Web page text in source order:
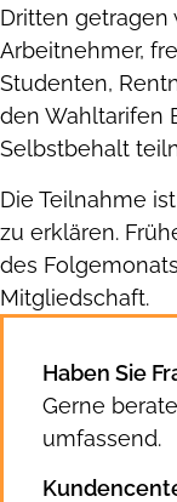
Dritten getragen
Arbeitnehmer,
Studenten,
den Wahltarifen
Selbstbehalt
Die Teilnahme
zu erklären.
des
Mitgliedschaft.
Haben Sie
Gerne
umfassend.